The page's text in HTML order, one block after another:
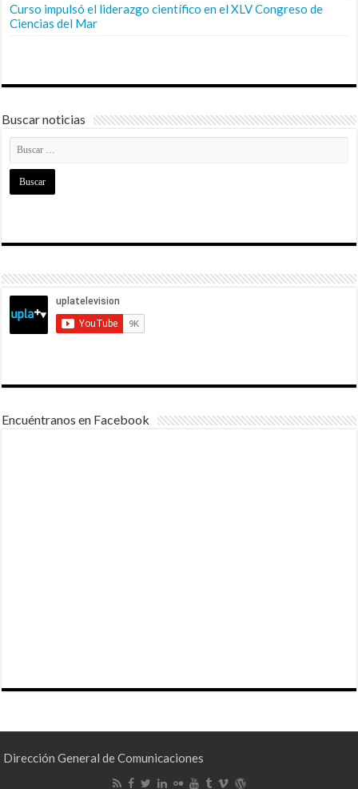
Curso impulsó el liderazgo científico en el XLV Congreso de
Ciencias del Mar
Buscar noticias
Encuéntranos en Facebook
Dirección General de Comunicaciones